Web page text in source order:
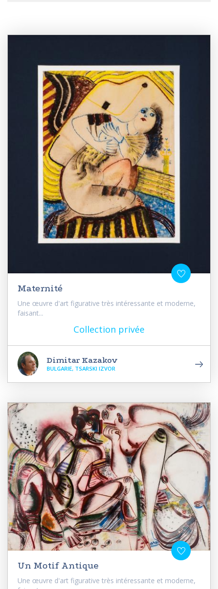
Maternité
Une œuvre d'art figurative très intéressante et moderne,
faisant...
Collection privée
Dimitar Kazakov
BULGARIE, TSARSKI IZVOR
Un Motif Antique
Une œuvre d'art figurative très intéressante et moderne,